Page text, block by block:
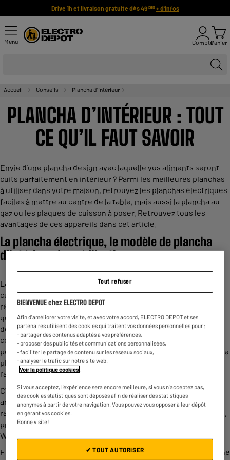
Drive 1h et livraison gratuite dès 49€90 + d'infos
Menu ComptePanier
Accueil Conseils Plancha d’intérieur
PLANCHA D’INTÉRIEUR : TOUT
CE QU’IL FAUT SAVOIR
Envie d’une plancha design avec laquelle vos aliments seront
cuits parfaitement en intérieur ? Parmi les meilleures planchas
à utiliser dans votre maison, retrouvez les planchas électriques
faciles à mettre au centre de la table, mais aussi la plancha au
gaz ou les plaques de cuisson à poser. Retrouvez tous les
avantages de ces appareils dans cet article.
La plancha électrique, le modèle de plancha
d’intérieur de prédilection
La plancha électrique de table est une bonne alternative pour
cuire facilement vos aliments. Elle fonctionne grâce à une
résistance électrique placée sous la plaque de cuisson pour
qu’elle chauffe. Ce type deplanchaest idéal si vous n’avez pas
de jardin, mais que vous souhaitez organiser des moments
conviviaux entre amis ou en famille. L’offre est large et vous
pourrez trouver toutes les dimensions. Pour choisir la meilleure
plancha électrique vous devrez être attentif à la puissance de
l’appareil.
C’est la puissance qui va déterminer à quelle vitesse la plancha
arrive à sa température maximale. Si vous souhaitez saisir
rapidement vos ingrédients en optimisant le temps de cuisson,
préférez une plancha de puissance égale ou supérieure à 2500
Watts.
Enfin, la matière de la plaque est aussi un critère important. Une
Tout refuser
BIENVENUE chez ELECTRO DEPOT
Afin d'améliorer votre visite, et avec votre accord, ELECTRO DEPOT et ses
partenaires utilisent des cookies qui traitent vos données personnelles pour :
- partager des contenus adaptés à vos préférences,
- proposer des publicités et communications personnalisées,
- faciliter le partage de contenu sur les réseaux sociaux,
- analyser le trafic sur notre site web.
Voir la politique cookies.
Si vous acceptez, l'expérience sera encore meilleure, si vous n'acceptez pas,
des cookies statistiques sont déposés afin de réaliser des statistiques
anonymes à partir de votre navigation. Vous pouvez vous opposer à leur dépôt
en gérant vos cookies.
Bonne visite!
✔ TOUT AUTORISER